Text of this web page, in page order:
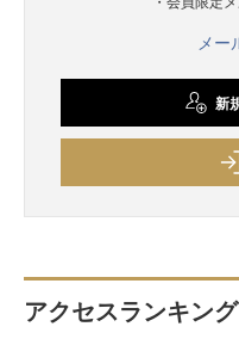
メー
新
アクセスランキング